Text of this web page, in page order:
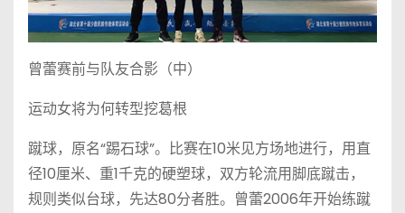
曾蕾赛前与队友合影（中）
运动女将为何转型挖葛根
蹴球，原名“踢石球”。比赛在10米见方场地进行，用直
径10厘米、重1千克的硬塑球，双方轮流用脚底蹴击，
规则类似台球，先达80分者胜。曾蕾2006年开始练蹴